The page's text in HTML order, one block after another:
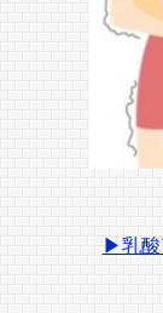
▶乳酸